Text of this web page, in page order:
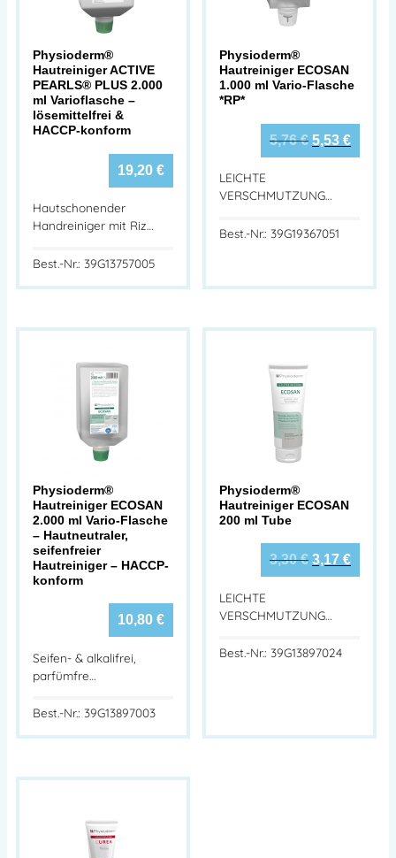
Physioderm®
Hautreiniger ACTIVE
PEARLS® PLUS 2.000
ml Varioflasche –
lösemittelfrei &
HACCP-konform
19,20 €
Hautschonender
Handreiniger mit Riz…
Best.-Nr.: 39G13757005
Physioderm®
Hautreiniger ECOSAN
1.000 ml Vario-Flasche
*RP*
5,76€ 5,53 €
LEICHTE
VERSCHMUTZUNG…
Best.-Nr.: 39G19367051
Physioderm®
Hautreiniger ECOSAN
2.000 ml Vario-Flasche
– Hautneutraler,
seifenfreier
Hautreiniger – HACCP-
konform
10,80 €
Seifen- & alkalifrei,
parfümfre…
Best.-Nr.: 39G13897003
Physioderm®
Hautreiniger ECOSAN
200 ml Tube
3,30€ 3,17 €
LEICHTE
VERSCHMUTZUNG…
Best.-Nr.: 39G13897024